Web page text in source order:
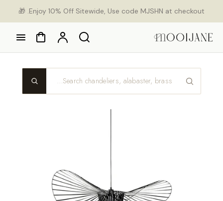
Enjoy 10% Off Sitewide, Use code MJSHN at checkout. 🎁
Search
Account
Cart